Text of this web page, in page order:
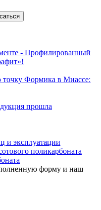
- Профилированный
Формика в Миассе:
прошла
и эксплуатации
поликарбоната
форму и наш